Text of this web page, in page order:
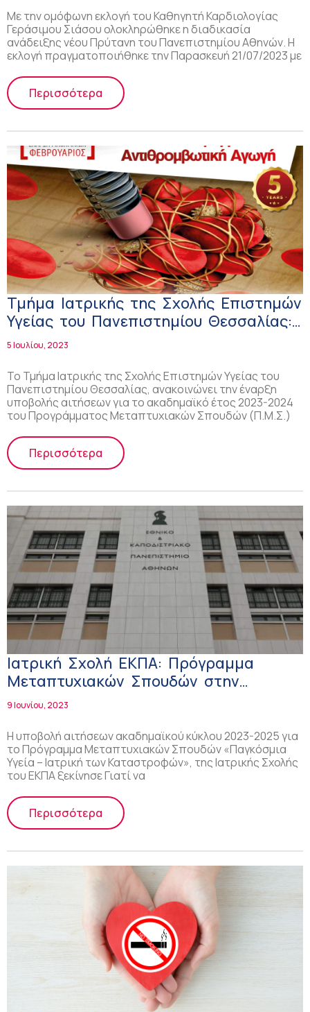
Με την ομόφωνη εκλογή του Καθηγητή Καρδιολογίας
Γεράσιμου Σιάσου ολοκληρώθηκε η διαδικασία
ανάδειξης νέου Πρύτανη του Πανεπιστημίου Αθηνών. Η
εκλογή πραγματοποιήθηκε την Παρασκευή 21/07/2023 με
Περισσότερα
Τμήμα Ιατρικής της Σχολής Επιστημών
Υγείας του Πανεπιστημίου Θεσσαλίας:
Προκήρυξη Π.Μ.Σ «Θρόμβωση και
5 Ιουλίου, 2023
Το Τμήμα Ιατρικής της Σχολής Επιστημών Υγείας του
Πανεπιστημίου Θεσσαλίας, ανακοινώνει την έναρξη
υποβολής αιτήσεων για το ακαδημαϊκό έτος 2023-2024
του Προγράμματος Μεταπτυχιακών Σπουδών (Π.Μ.Σ.)
Περισσότερα
Ιατρική Σχολή ΕΚΠΑ: Πρόγραμμα
Μεταπτυχιακών Σπουδών στην
«Παγκόσμια Υγεία – Ιατρική των
9 Ιουνίου, 2023
Η υποβολή αιτήσεων ακαδημαϊκού κύκλου 2023-2025 για
το Πρόγραμμα Μεταπτυχιακών Σπουδών «Παγκόσμια
Υγεία – Ιατρική των Καταστροφών», της Ιατρικής Σχολής
του ΕΚΠΑ ξεκίνησε Γιατί να
Περισσότερα